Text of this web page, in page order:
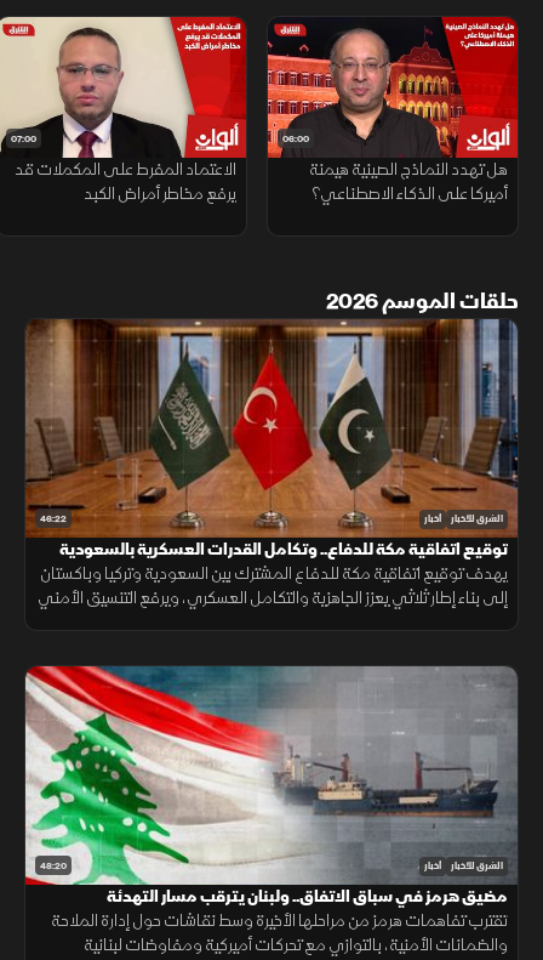
06:00
هل تهدد النماذج الصينية هيمنة
أميركا على الذكاء الاصطناعي؟
07:00
الاعتماد المفرط على المكملات قد
يرفع مخاطر أمراض الكبد
حلقات الموسم 2026
46:22 الشرق للأخبار أخبار
توقيع اتفاقية مكة للدفاع.. وتكامل القدرات العسكرية بالسعودية
يهدف توقيع اتفاقية مكة للدفاع المشترك بين السعودية وتركيا وباكستان
إلى بناء إطار ثلاثي يعزز الجاهزية والتكامل العسكري، ويرفع التنسيق الأمني
48:20 الشرق للأخبار أخبار
مضيق هرمز في سباق الاتفاق.. ولبنان يترقب مسار التهدئة
تقترب تفاهمات هرمز من مراحلها الأخيرة وسط نقاشات حول إدارة الملاحة
والضمانات الأمنية، بالتوازي مع تحركات أميركية ومفاوضات لبنانية